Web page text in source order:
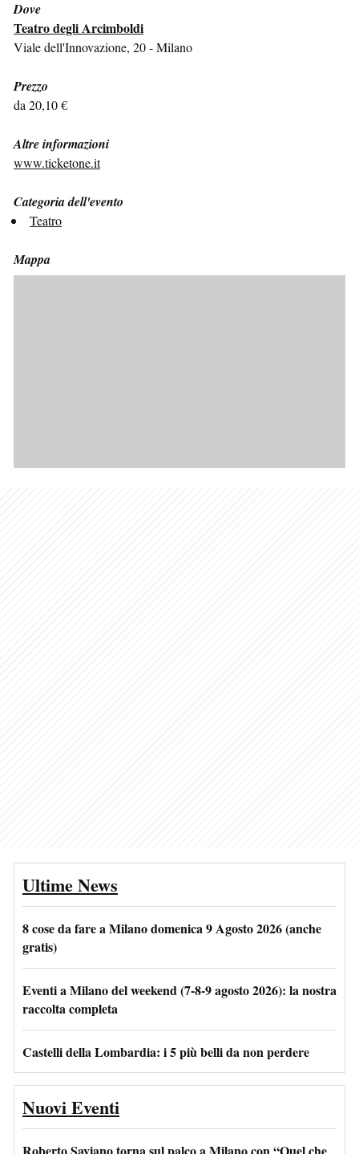
Dove
Teatro degli Arcimboldi
Viale dell'Innovazione, 20 - Milano
Prezzo
da 20,10 €
Altre informazioni
www.ticketone.it
Categoria dell'evento
Teatro
Mappa
Ultime News
8 cose da fare a Milano domenica 9 Agosto 2026 (anche
gratis)
Eventi a Milano del weekend (7-8-9 agosto 2026): la nostra
raccolta completa
Castelli della Lombardia: i 5 più belli da non perdere
Nuovi Eventi